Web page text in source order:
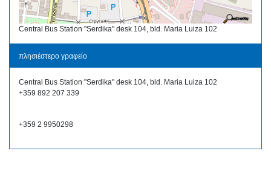
Central Bus Station "Serdika" desk 104, bld. Maria Luiza 102
πλησιέστερο γραφείο
Central Bus Station "Serdika" desk 104, bld. Maria Luiza 102
+359 892 207 339
+359 2 9950298